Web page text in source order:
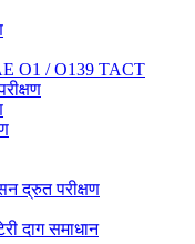
O1 / O139 TACT
द्रुत परीक्षण
दाग ​​समाधान